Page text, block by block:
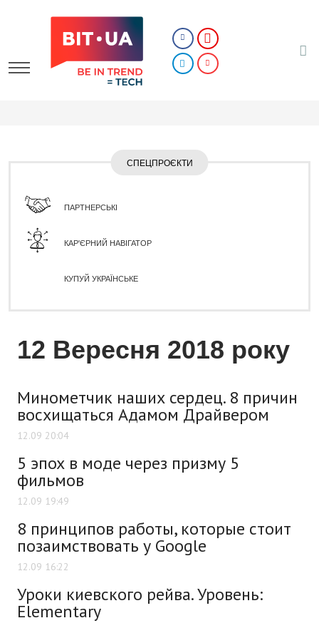
СПЕЦПРОЄКТИ
ПАРТНЕРСЬКІ
КАР'ЄРНИЙ НАВІГАТОР
КУПУЙ УКРАЇНСЬКЕ
12 Вересня 2018 року
Минометчик наших сердец. 8 причин
восхищаться Адамом Драйвером
12.09 20:04
5 эпох в моде через призму 5
фильмов
12.09 19:49
8 принципов работы, которые стоит
позаимствовать у Google
12.09 16:22
Уроки киевского рейва. Уровень:
Elementary